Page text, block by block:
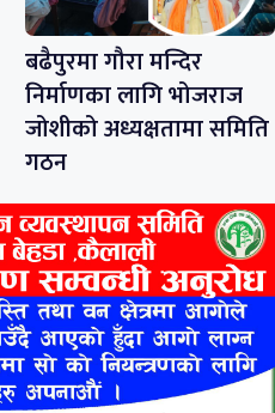
बढैपुरमा गौरा मन्दिर
निर्माणका लागि भोजराज
जोशीको अध्यक्षतामा समिति
गठन